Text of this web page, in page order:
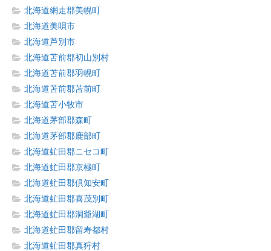
北海道網走郡美幌町
北海道美唄市
北海道芦別市
北海道苫前郡初山別村
北海道苫前郡羽幌町
北海道苫前郡苫前町
北海道苫小牧市
北海道茅部郡森町
北海道茅部郡鹿部町
北海道虻田郡ニセコ町
北海道虻田郡京極町
北海道虻田郡倶知安町
北海道虻田郡喜茂別町
北海道虻田郡洞爺湖町
北海道虻田郡留寿都村
北海道虻田郡真狩村